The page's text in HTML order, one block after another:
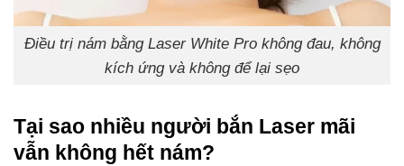
Điều trị nám bằng Laser White Pro không đau, không
kích ứng và không để lại sẹo
Tại sao nhiều người bắn Laser mãi
vẫn không hết nám?